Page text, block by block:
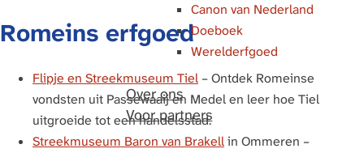
Canon van Nederland
Doeboek
Werelderfgoed
Over ons
Voor partners
Romeins erfgoed
Flipje en Streekmuseum Tiel – Ontdek Romeinse
vondsten uit Passewaaij en Medel en leer hoe Tiel
uitgroeide tot een handelsstad.
Streekmuseum Baron van Brakellin Ommeren –